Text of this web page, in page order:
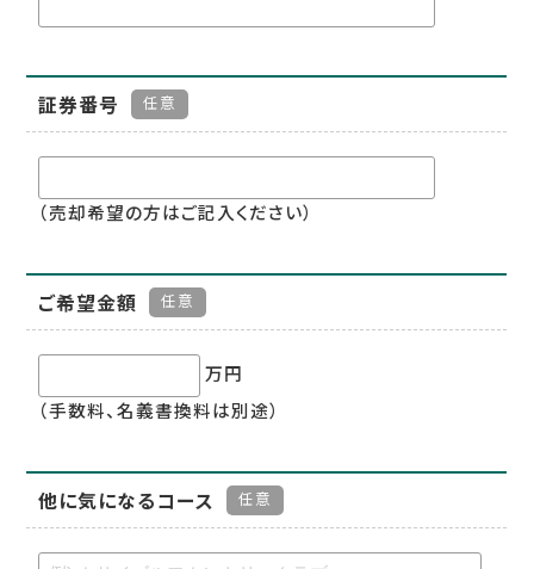
証券番号 任意
（売却希望の方はご記入ください）
ご希望金額 任意
万円
（手数料、名義書換料は別途）
他に気になるコース 任意